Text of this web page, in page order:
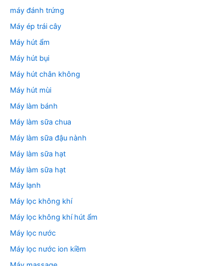
máy đánh trứng
Máy ép trái cây
Máy hút ẩm
Máy hút bụi
Máy hút chân không
Máy hút mùi
Máy làm bánh
Máy làm sữa chua
Máy làm sữa đậu nành
Máy làm sữa hạt
Máy làm sữa hạt
Máy lạnh
Máy lọc không khí
Máy lọc không khí hút ẩm
Máy lọc nước
Máy lọc nước ion kiềm